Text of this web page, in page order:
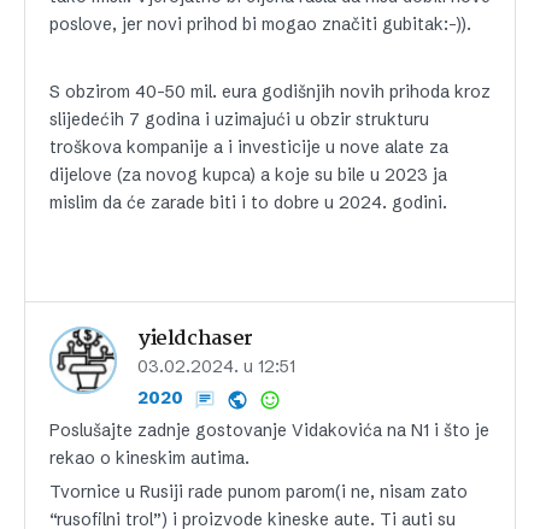
poslove, jer novi prihod bi mogao značiti gubitak:-)).
S obzirom 40-50 mil. eura godišnjih novih prihoda kroz
slijedećih 7 godina i uzimajući u obzir strukturu
troškova kompanije a i investicije u nove alate za
dijelove (za novog kupca) a koje su bile u 2023 ja
mislim da će zarade biti i to dobre u 2024. godini.
yieldchaser
03.02.2024. u 12:51
2020
Poslušajte zadnje gostovanje Vidakovića na N1 i što je
rekao o kineskim autima.
Tvornice u Rusiji rade punom parom(i ne, nisam zato
“rusofilni trol”) i proizvode kineske aute. Ti auti su